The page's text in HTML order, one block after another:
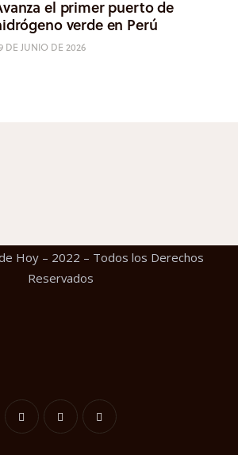
el primer puerto de
verde en Perú
DE JUNIO DE 2026
Hoy – 2022 – Todos los Derechos
Reservados